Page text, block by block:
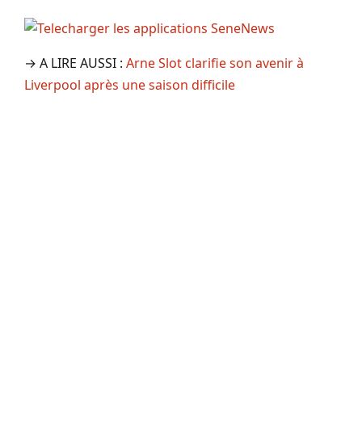
→ A LIRE AUSSI : Arne Slot clarifie son avenir à
Liverpool après une saison difficile